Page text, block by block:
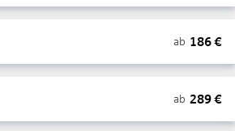
ab 186€
ab 289€